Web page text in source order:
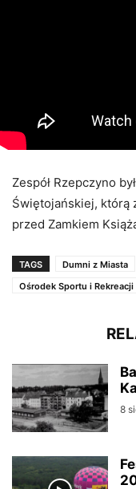
Zespół Rzepczyno
Świętojańskiej, którą
przed Zamkiem
TAGS Dumni z Miasta
Ośrodek Sportu i
8